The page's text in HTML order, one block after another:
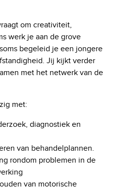
om creativiteit,
werk je aan de grove
begeleid je een jongere
Jij kijkt verder
met het netwerk van de
met:
diagnostiek en
van behandelplannen.
rondom problemen in de
van motorische